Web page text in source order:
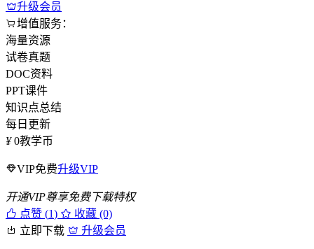
升级会员
增值服务：
海量资源
试卷真题
DOC资料
PPT课件
知识点总结
每日更新
¥ 0教学币
VIP免费升级VIP
开通VIP尊享免费下载特权
点赞 (1)
收藏 (0)
立即下载
升级会员